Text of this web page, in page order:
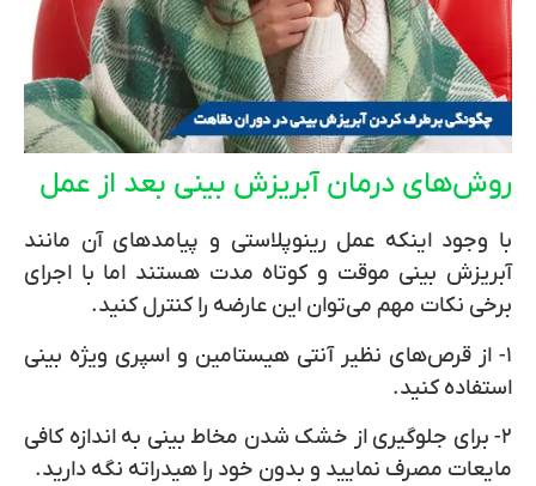
روش‌‌های درمان آبریزش بینی بعد از عمل
با وجود اینکه عمل رینوپلاستی و پیامدهای آن مانند
آبریزش بینی موقت و کوتاه مدت هستند اما با اجرای
برخی نکات مهم می‌توان این عارضه را کنترل کنید.
۱- از قرص‌های نظیر آنتی هیستامین و اسپری ویژه بینی
استفاده کنید.
۲- برای جلوگیری از خشک شدن مخاط بینی به اندازه کافی
مایعات مصرف نمایید و بدون خود را هیدراته نگه دارید.